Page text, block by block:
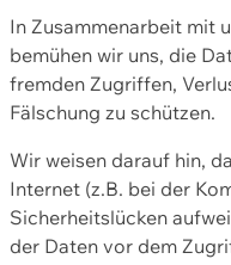
In Zusammenarbeit mit
bemühen wir uns, die
fremden Zugriffen,
Fälschung zu schützen.
Wir weisen darauf hin,
Internet (z.B. bei der
Sicherheitslücken
der Daten vor dem